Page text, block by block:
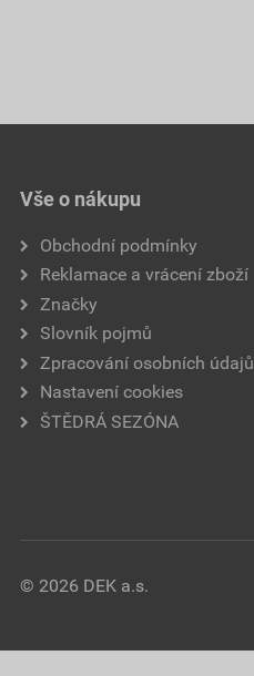
Vše o nákupu
Obchodní podmínky
Reklamace a vrácení zboží
Značky
Slovník pojmů
Zpracování osobních údajů
Nastavení cookies
ŠTĚDRÁ SEZÓNA
© 2026 DEK a.s.